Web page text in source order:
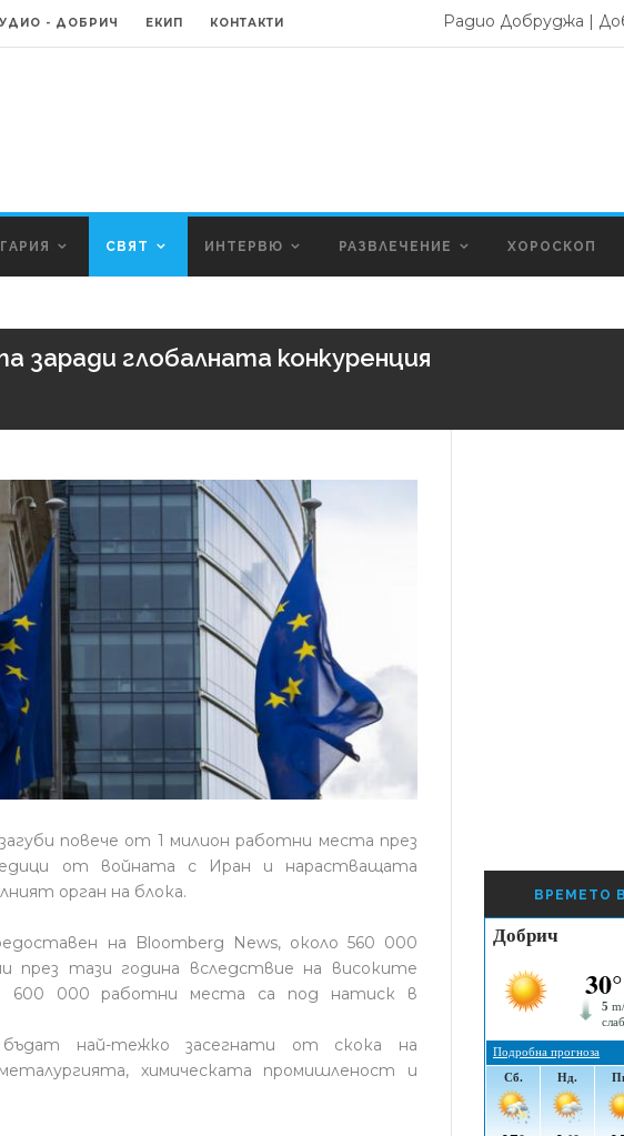
- ДОБРИЧ ЕКИП КОНТАКТИ Радио Добруджа |
СВЯТ ИНТЕРВЮ РАЗВЛЕЧЕНИЕ ХОРОСКОП
заради глобалната конкуренция
повече от 1 милион работни места през
от войната с Иран и нарастващата
орган на блока.
на Bloomberg News, около 560 000
тази година вследствие на високите
600 000 работни места са под натиск в
най-тежко засегнати от скока на
химическата промишленост и
ВРЕМЕТО